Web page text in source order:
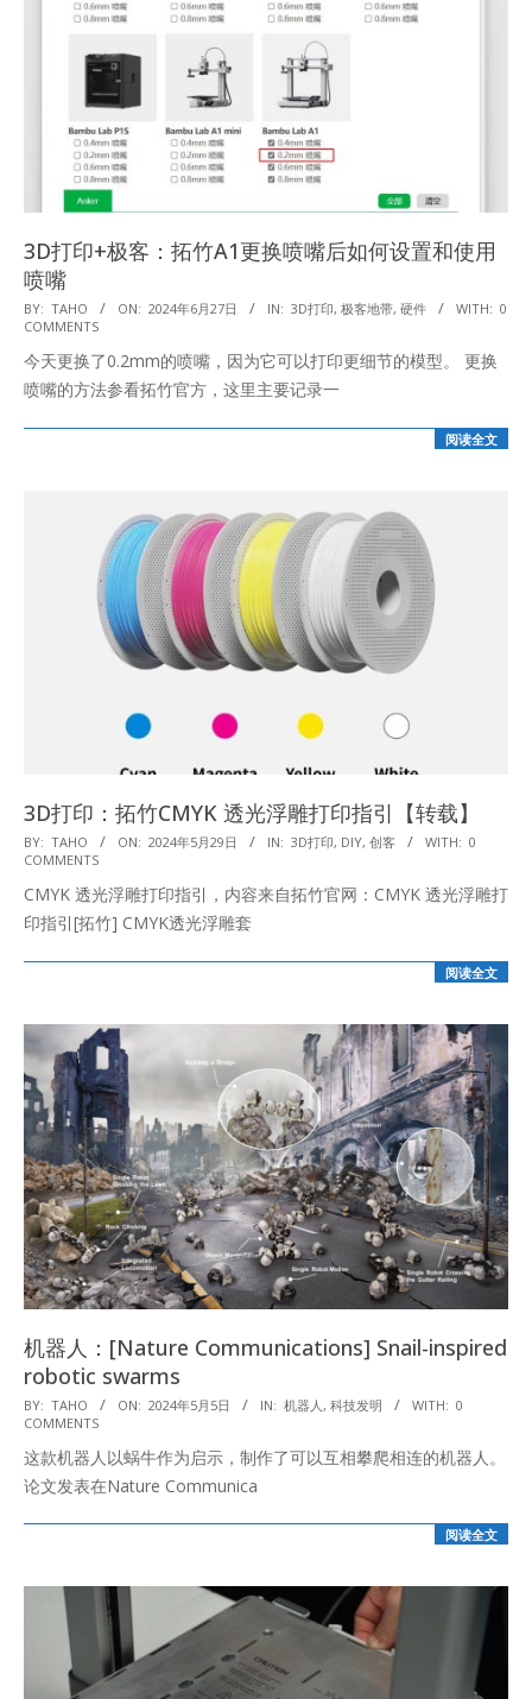
3D打印+极客：拓竹A1更换喷嘴后如何设置和使用
喷嘴
2024-
06-
27
BY: TAHO ON: 2024年6月27日 IN: 3D打印, 极客地带, 硬件 WITH: 0
COMMENTS
今天更换了0.2mm的喷嘴，因为它可以打印更细节的模型。 更换
喷嘴的方法参看拓竹官方，这里主要记录一
阅读全文
3D打印：拓竹CMYK 透光浮雕打印指引【转载】
2024-
05-
29
BY: TAHO ON: 2024年5月29日 IN: 3D打印, DIY, 创客 WITH: 0
COMMENTS
CMYK 透光浮雕打印指引，内容来自拓竹官网：CMYK 透光浮雕打
印指引[拓竹] CMYK透光浮雕套
阅读全文
机器人：[Nature Communications] Snail-inspired
robotic swarms
2024-
05-
05
BY: TAHO ON: 2024年5月5日 IN: 机器人 , 科技发明 WITH: 0
COMMENTS
这款机器人以蜗牛作为启示，制作了可以互相攀爬相连的机器人。
论文发表在Nature Communica
阅读全文